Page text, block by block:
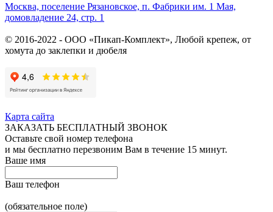
Москва, поселение Рязановское, п. Фабрики им. 1 Мая,
домовладение 24, стр. 1
© 2016-2022 - ООО «Пикап-Комплект», Любой крепеж, от
хомута до заклепки и дюбеля
Карта сайта
ЗАКАЗАТЬ БЕСПЛАТНЫЙ ЗВОНОК
Оставьте свой номер телефона
и мы бесплатно перезвоним Вам в течение 15 минут.
Ваше имя
Ваш телефон
(обязательное поле)